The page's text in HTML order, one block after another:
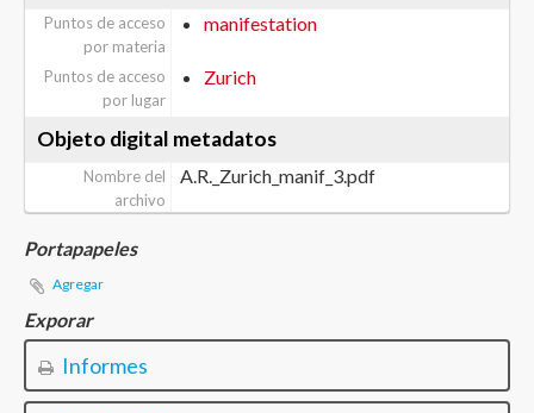
Puntos de acceso
por materia
manifestation
Puntos de acceso
por lugar
Zurich
Objeto digital metadatos
Nombre del
archivo
A.R._Zurich_manif_3.pdf
Portapapeles
Agregar
Exporar
Informes